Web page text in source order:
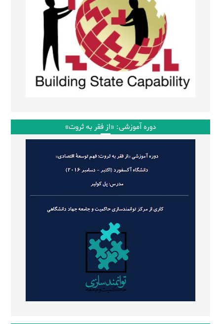
دوره آموزشی: «از فقر به ثروت»